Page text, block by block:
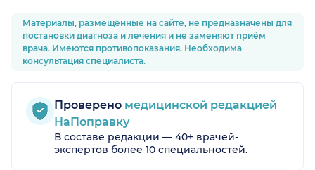
Материалы, размещённые на сайте, не предназначены для
постановки диагноза и лечения и не заменяют приём
врача. Имеются противопоказания. Необходима
консультация специалиста.
Проверено медицинской редакцией
НаПоправку
В составе редакции — 40+ врачей-
экспертов более 10 специальностей.